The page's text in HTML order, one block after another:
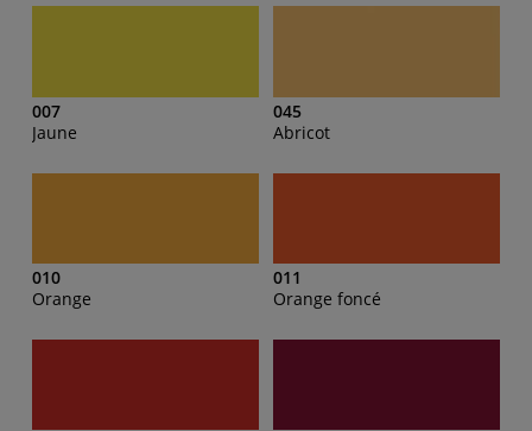
007
Jaune
045
Abricot
010
Orange
011
Orange foncé